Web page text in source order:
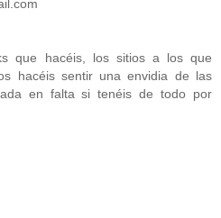
que hacéis, los sitios a los que
hacéis sentir una envidia de las
nada en falta si tenéis de todo por